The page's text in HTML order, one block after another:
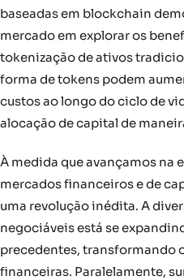
baseadas em blockchain
mercado em explorar os
tokenização de ativos
forma de tokens podem
custos ao longo do ciclo de
alocação de capital de
À medida que avançamos na
mercados financeiros e de
uma revolução inédita. A
negociáveis está se
precedentes, transformando
financeiras. Paralelamente,